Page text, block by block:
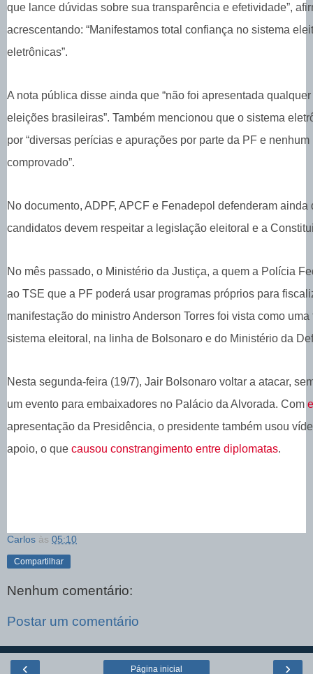
que lance dúvidas sobre sua transparência e efetividade”,
acrescentando: “Manifestamos total confiança no sistema
eletrônicas”.
A nota pública disse ainda que “não foi apresentada
eleições brasileiras”. Também mencionou que o sistema
por “diversas perícias e apurações por parte da PF e
comprovado”.
No documento, ADPF, APCF e Fenadepol defenderam
candidatos devem respeitar a legislação eleitoral e a
No mês passado, o Ministério da Justiça, a quem a Polícia
ao TSE que a PF poderá usar programas próprios para
manifestação do ministro Anderson Torres foi vista como
sistema eleitoral, na linha de Bolsonaro e do Ministério da
Nesta segunda-feira (19/7), Jair Bolsonaro voltar a atacar,
um evento para embaixadores no Palácio da Alvorada. Com
apresentação da Presidência, o presidente também usou
apoio, o que causou constrangimento entre diplomatas.
Carlos às 05:10
Compartilhar
Nenhum comentário:
Postar um comentário
‹ ›
Página inicial